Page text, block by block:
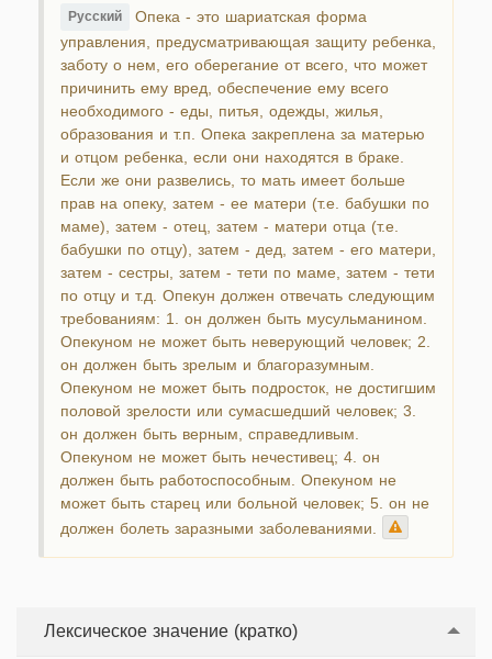
Русский Опека - это шариатская форма
управления, предусматривающая защиту ребенка,
заботу о нем, его оберегание от всего, что может
причинить ему вред, обеспечение ему всего
необходимого - еды, питья, одежды, жилья,
образования и т.п. Опека закреплена за матерью
и отцом ребенка, если они находятся в браке.
Если же они развелись, то мать имеет больше
прав на опеку, затем - ее матери (т.е. бабушки по
маме), затем - отец, затем - матери отца (т.е.
бабушки по отцу), затем - дед, затем - его матери,
затем - сестры, затем - тети по маме, затем - тети
по отцу и т.д. Опекун должен отвечать следующим
требованиям: 1. он должен быть мусульманином.
Опекуном не может быть неверующий человек; 2.
он должен быть зрелым и благоразумным.
Опекуном не может быть подросток, не достигшим
половой зрелости или сумасшедший человек; 3.
он должен быть верным, справедливым.
Опекуном не может быть нечестивец; 4. он
должен быть работоспособным. Опекуном не
может быть старец или больной человек; 5. он не
должен болеть заразными заболеваниями.
Лексическое значение (кратко)